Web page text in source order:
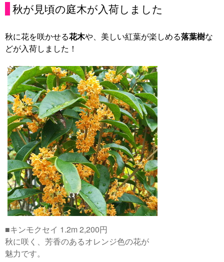
秋が見頃の庭木が入荷しました
秋に花を咲かせる花木や、美しい紅葉が楽しめる落葉樹な
どが入荷しました！
■キンモクセイ 1.2m 2,200円
秋に咲く、芳香のあるオレンジ色の花が
魅力です。